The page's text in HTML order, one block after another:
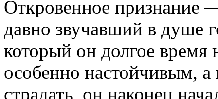
Откровенное признание
давно звучавший в душе
который он долгое время
особенно настойчивым, а
страдать, он наконец